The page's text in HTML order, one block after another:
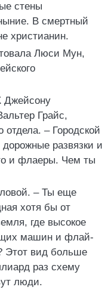
стены
В смертный
христианин.
Люси Мун,
Джейсону
Грайс,
отдела. – Городской
развязки и
и флаеры. Чем ты
– Ты еще
хотя бы от
где высокое
машин и флай-
Этот вид больше
раз схему
люди.